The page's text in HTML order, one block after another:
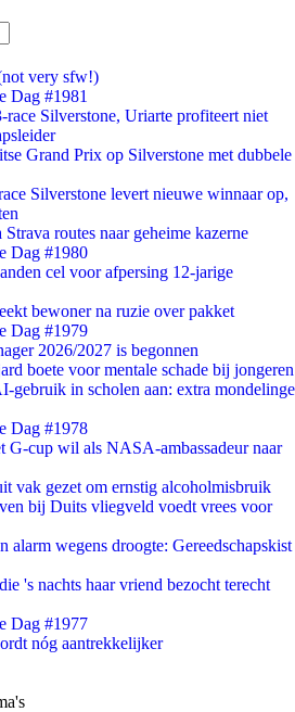
very sfw!)
Dag #1981
Silverstone, Uriarte profiteert niet
Grand Prix op Silverstone met dubbele
Silverstone levert nieuwe winnaar op,
routes naar geheime kazerne
Dag #1980
cel voor afpersing 12-jarige
bewoner na ruzie over pakket
Dag #1979
2026/2027 is begonnen
boete voor mentale schade bij jongeren
gebruik in scholen aan: extra mondelinge
Dag #1978
G-cup wil als NASA-ambassadeur naar
vak gezet om ernstig alcoholmisbruik
bij Duits vliegveld voedt vrees voor
alarm wegens droogte: Gereedschapskist
's nachts haar vriend bezocht terecht
Dag #1977
nóg aantrekkelijker